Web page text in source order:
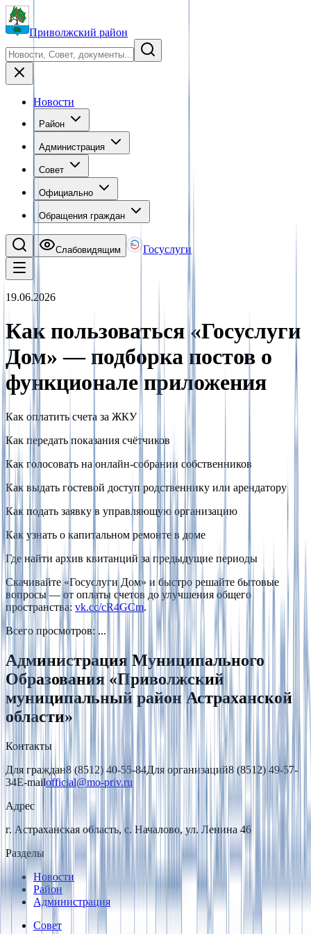
Приволжский район
Новости
Район
Администрация
Совет
Официально
Обращения граждан
Слабовидящим Госуслуги
19.06.2026
Как пользоваться «Госуслуги
Дом» — подборка постов о
функционале приложения
Как оплатить счета за ЖКУ
Как передать показания счётчиков
Как голосовать на онлайн-собрании собственников
Как выдать гостевой доступ родственнику или арендатору
Как подать заявку в управляющую организацию
Как узнать о капитальном ремонте в доме
Где найти архив квитанций за предыдущие периоды
Скачивайте «Госуслуги Дом» и быстро решайте бытовые
вопросы — от оплаты счетов до улучшения общего
пространства: vk.cc/cR4GCm.
Всего просмотров: ...
Администрация Муниципального
Образования «Приволжский
муниципальный район Астраханской
области»
Контакты
Для граждан8 (8512) 40-55-84Для организаций8 (8512) 49-57-
34E-mailofficial@mo-priv.ru
Адрес
г. Астраханская область, с. Началово, ул. Ленина 46
Разделы
Новости
Район
Администрация
Совет